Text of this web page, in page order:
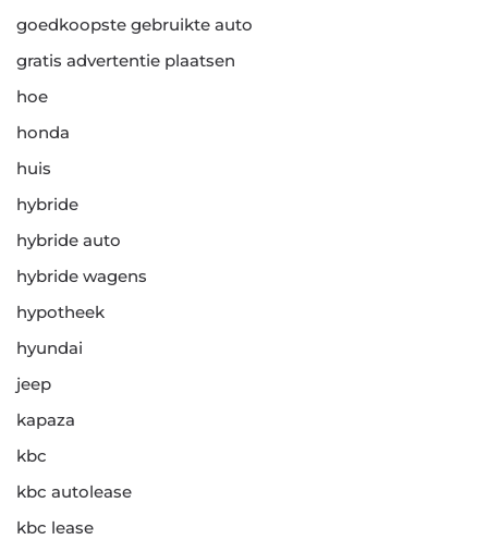
goedkoopste gebruikte auto
gratis advertentie plaatsen
hoe
honda
huis
hybride
hybride auto
hybride wagens
hypotheek
hyundai
jeep
kapaza
kbc
kbc autolease
kbc lease